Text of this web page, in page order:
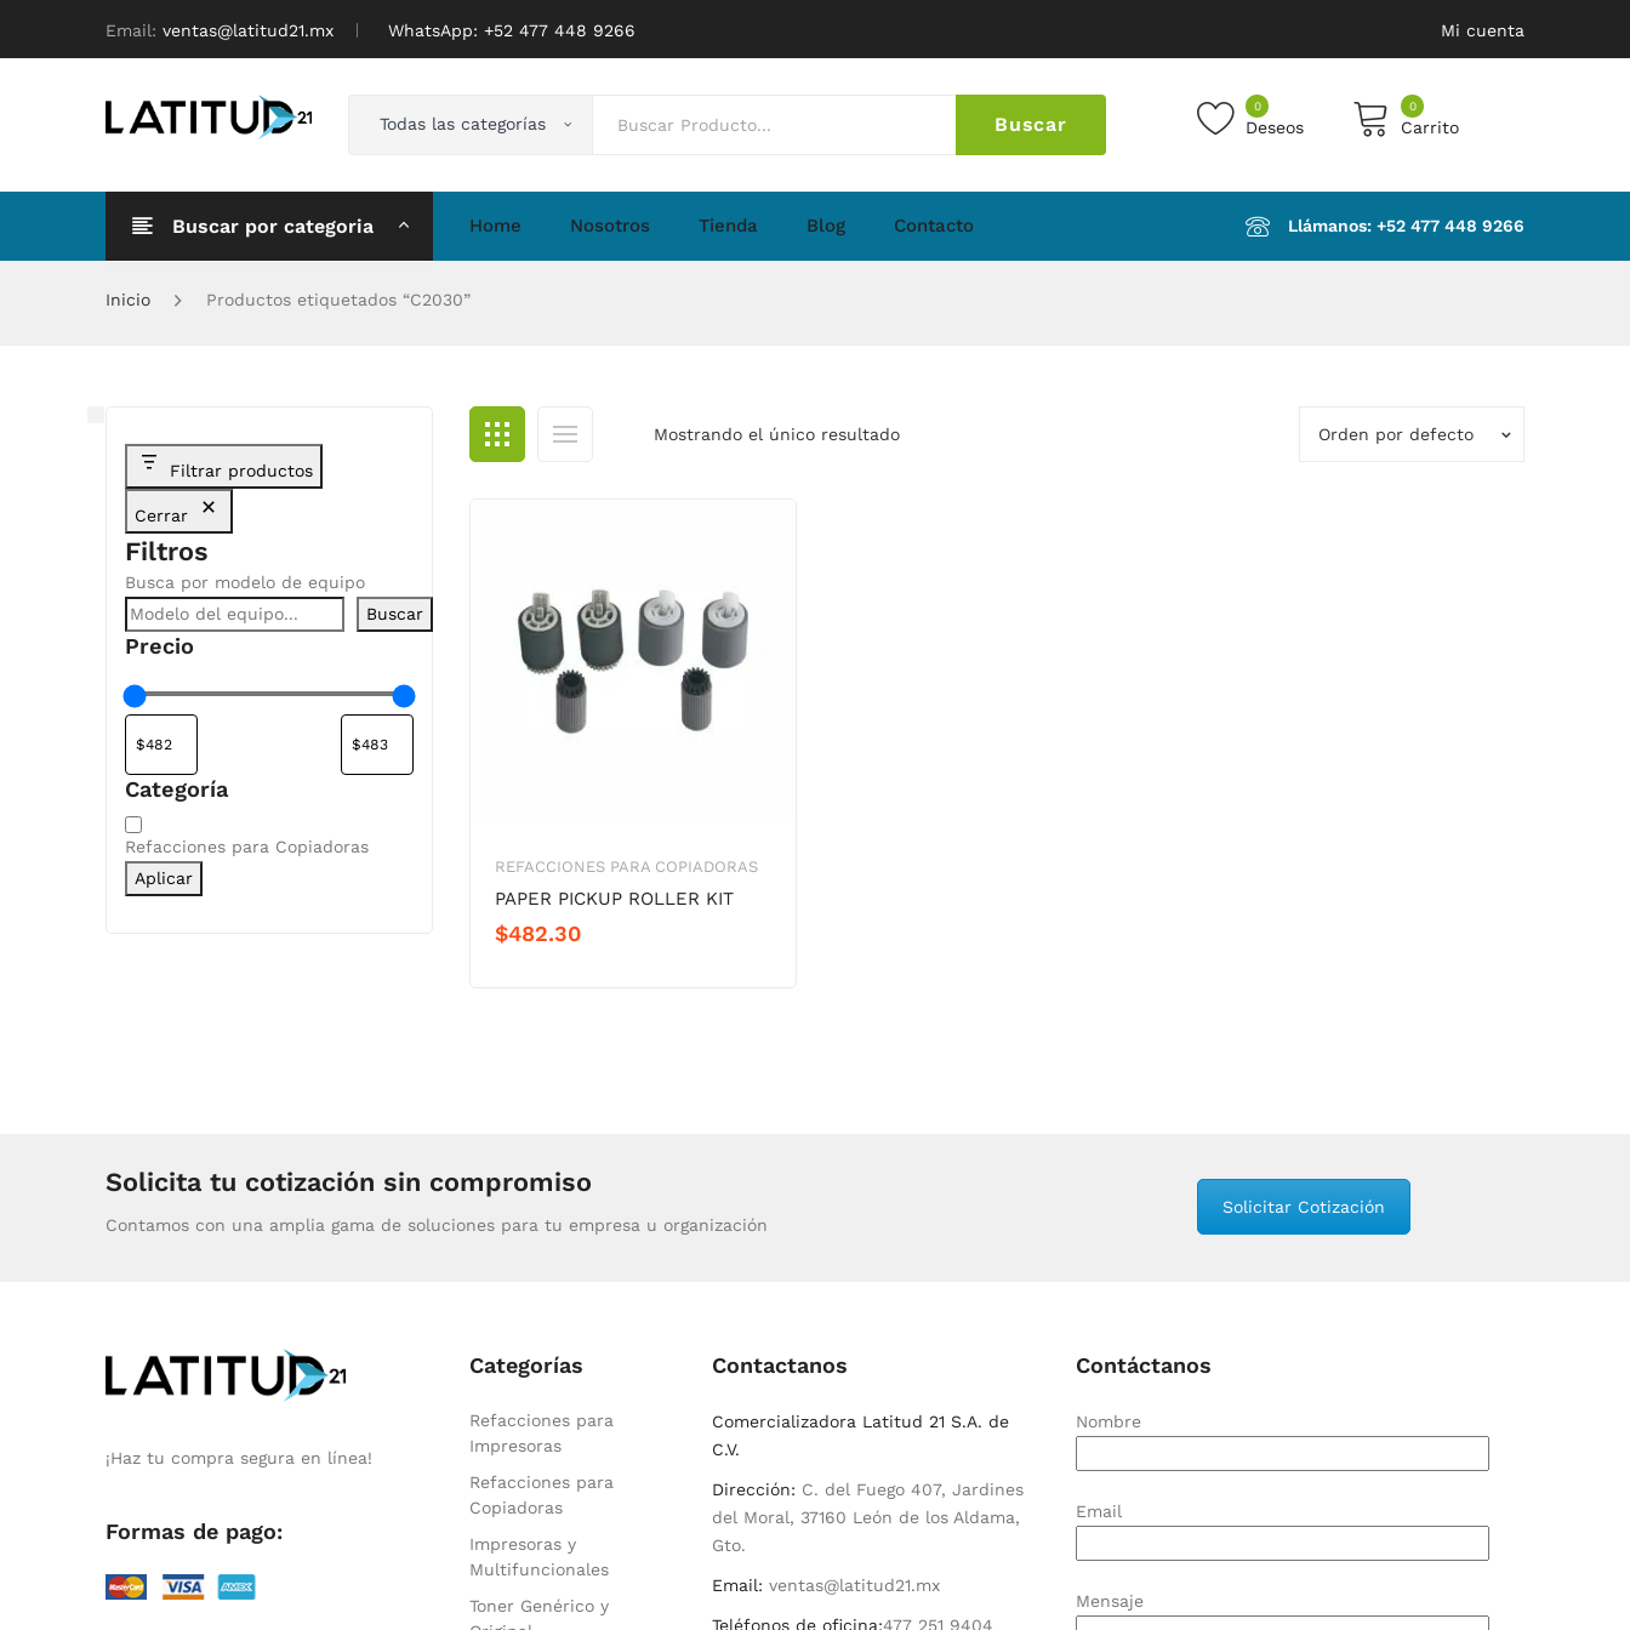
Email: ventas@latitud21.mx WhatsApp: ‪+52 477 448 9266 Mi cuenta
Todas las categorías Buscar
0
Deseos
0
Carrito
No products in the cart.
Buscar por categoria Home Nosotros Tienda Blog Contacto Llámanos: ‪+52 477 448 9266‬
Inicio Productos etiquetados “C2030”
Mostrando el único resultado Orden por defecto
REFACCIONES PARA COPIADORAS
PAPER PICKUP ROLLER KIT
$482.30
Filtrar productos
Cerrar
Filtros
Busca por modelo de equipo
Buscar
Precio
Categoría
Categoría
Refacciones para Copiadoras
Aplicar
Solicita tu cotización sin compromiso
Contamos con una amplia gama de soluciones para tu empresa u organización
Solicitar Cotización
¡Haz tu compra segura en línea!
Formas de pago:
Categorías
Refacciones para
Impresoras
Refacciones para
Copiadoras
Impresoras y
Multifuncionales
Toner Genérico y
Contactanos
Comercializadora Latitud 21 S.A. de
C.V.
Dirección: C. del Fuego 407, Jardines
del Moral, 37160 León de los Aldama,
Gto.
Email: ventas@latitud21.mx
Teléfonos de oficina:477 251 9404
Contáctanos
Nombre
Email
Mensaje